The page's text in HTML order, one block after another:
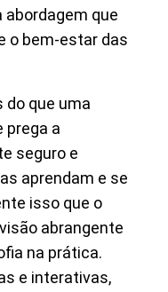
que
o bem-estar das
do que uma
prega a
seguro e
aprendam e se
isso que o
abrangente
na prática.
e interativas,